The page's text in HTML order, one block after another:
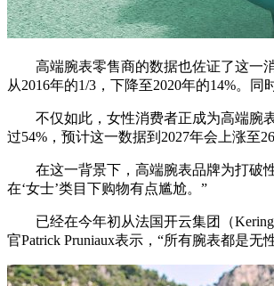
高端腕表零售商的数据也佐证了这一消
从2016年的1/3，下降至2020年的14%。同
不仅如此，女性消费者正成为高端腕表
过54%，预计这一数据到2027年会上涨至
在这一背景下，高端腕表品牌为打破性
在‘女士’类目下购物有点尴尬。”
已经在今年初从法国开云集团（Kering
官Patrick Pruniaux表示，“所有腕表都是